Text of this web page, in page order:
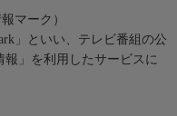
マーク）
」といい、テレビ番組の公
報」を利用したサービスに